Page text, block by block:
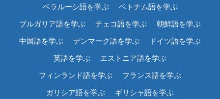
ベラルーシ語を学ぶ ベトナム語を学ぶ
ブルガリア語を学ぶ チェコ語を学ぶ 朝鮮語を学ぶ
中国語を学ぶ デンマーク語を学ぶ ドイツ語を学ぶ
英語を学ぶ エストニア語を学ぶ
フィンランド語を学ぶ フランス語を学ぶ
ガリシア語を学ぶ ギリシャ語を学ぶ